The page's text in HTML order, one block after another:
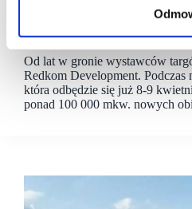
[SCF 2025 SPRING] Redkom
na SCF nowe projekty parków
Od lat w gronie wystawców
Redkom Development. Podczas
która odbędzie się już 8-9
ponad 100 000 mkw. nowych